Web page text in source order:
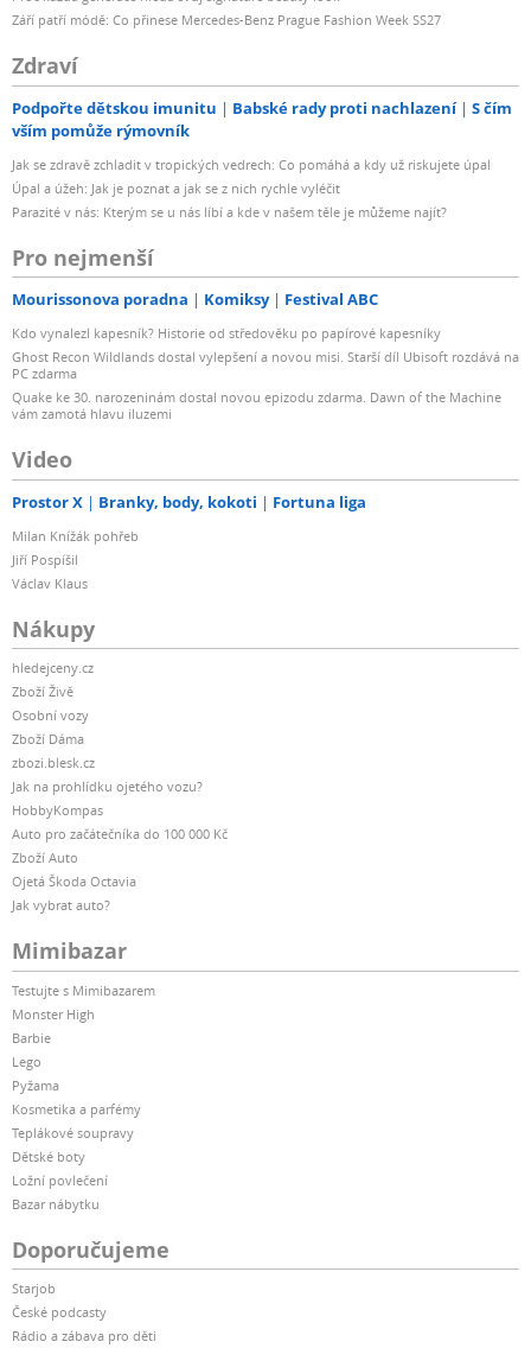
Září patří módě: Co přinese Mercedes-Benz Prague Fashion Week SS27
Zdraví
Podpořte dětskou imunitu Babské rady proti nachlazení
S čím
vším pomůže rýmovník
Jak se zdravě zchladit v tropických vedrech: Co pomáhá a kdy už riskujete úpal
Úpal a úžeh: Jak je poznat a jak se z nich rychle vyléčit
Parazité v nás: Kterým se u nás líbí a kde v našem těle je můžeme najít?
Pro nejmenší
Mourissonova poradna Komiksy Festival ABC
Kdo vynalezl kapesník? Historie od středověku po papírové kapesníky
Ghost Recon Wildlands dostal vylepšení a novou misi. Starší díl Ubisoft rozdává na
PC zdarma
Quake ke 30. narozeninám dostal novou epizodu zdarma. Dawn of the Machine
vám zamotá hlavu iluzemi
Video
Prostor X Branky, body, kokoti Fortuna liga
Milan Knížák pohřeb
Jiří Pospíšil
Václav Klaus
Nákupy
hledejceny.cz
Zboží Živě
Osobní vozy
Zboží Dáma
zbozi.blesk.cz
Jak na prohlídku ojetého vozu?
HobbyKompas
Auto pro začátečníka do 100 000 Kč
Zboží Auto
Ojetá Škoda Octavia
Jak vybrat auto?
Mimibazar
Testujte s Mimibazarem
Monster High
Barbie
Lego
Pyžama
Kosmetika a parfémy
Teplákové soupravy
Dětské boty
Ložní povlečení
Bazar nábytku
Doporučujeme
Starjob
České podcasty
Rádio a zábava pro děti